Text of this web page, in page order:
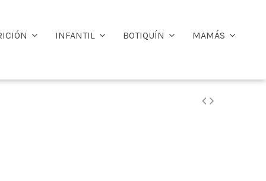
INFANTIL BOTIQUÍN MAMÁS